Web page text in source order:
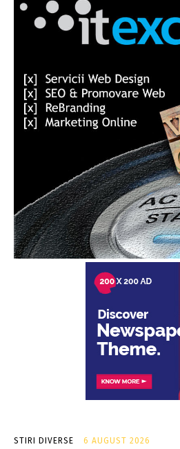
STIRI DIVERSE 6 AUGUST 2026